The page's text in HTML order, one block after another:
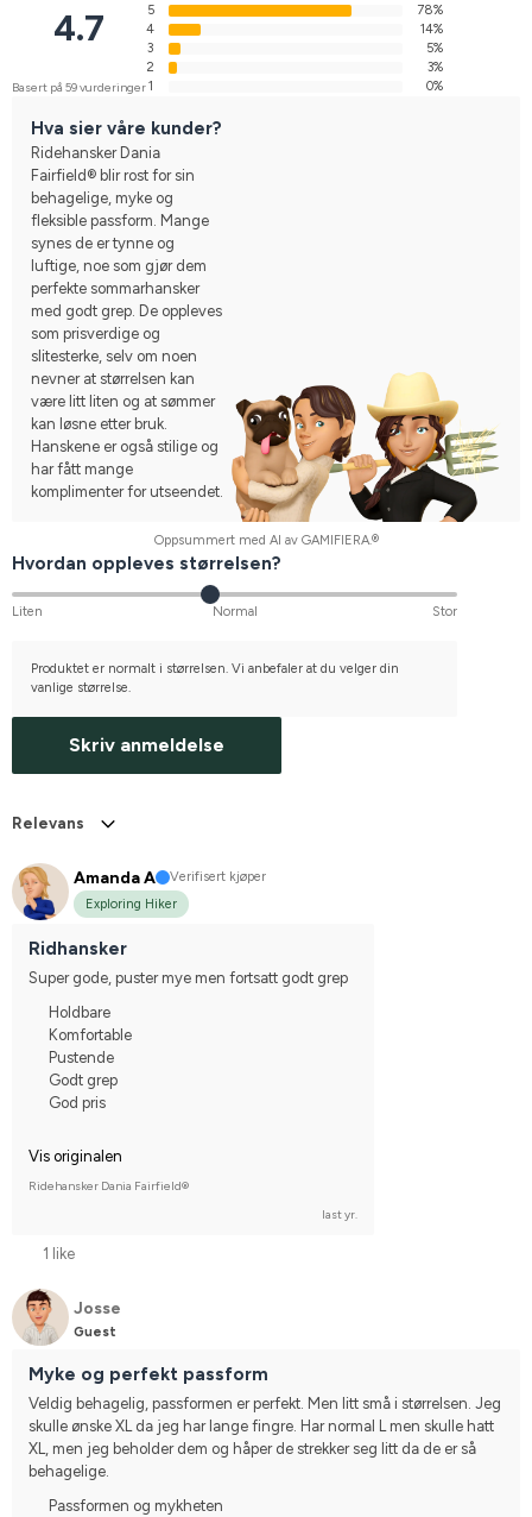
4.7
Basert på 59 vurderinger
5
78%
4
14%
3
5%
2
3%
1
0%
Hva sier våre kunder?
Ridehansker Dania
Fairfield® blir rost for sin
behagelige, myke og
fleksible passform. Mange
synes de er tynne og
luftige, noe som gjør dem
perfekte sommarhansker
med godt grep. De oppleves
som prisverdige og
slitesterke, selv om noen
nevner at størrelsen kan
være litt liten og at sømmer
kan løsne etter bruk.
Hanskene er også stilige og
har fått mange
komplimenter for utseendet.
Oppsummert med AI av GAMIFIERA.®
Hvordan oppleves størrelsen?
Liten Normal Stor
Produktet er normalt i størrelsen. Vi anbefaler at du velger din
vanlige størrelse.
Skriv anmeldelse
Relevans
Amanda A
Verifisert kjøper
Exploring Hiker
Ridhansker
Super gode, puster mye men fortsatt godt grep
Holdbare
Komfortable
Pustende
Godt grep
God pris
Vis originalen
Ridehansker Dania Fairfield®
last yr.
1 like
Josse
Guest
Myke og perfekt passform
Veldig behagelig, passformen er perfekt. Men litt små i størrelsen. Jeg
skulle ønske XL da jeg har lange fingre. Har normal L men skulle hatt
XL, men jeg beholder dem og håper de strekker seg litt da de er så
behagelige.
Passformen og mykheten